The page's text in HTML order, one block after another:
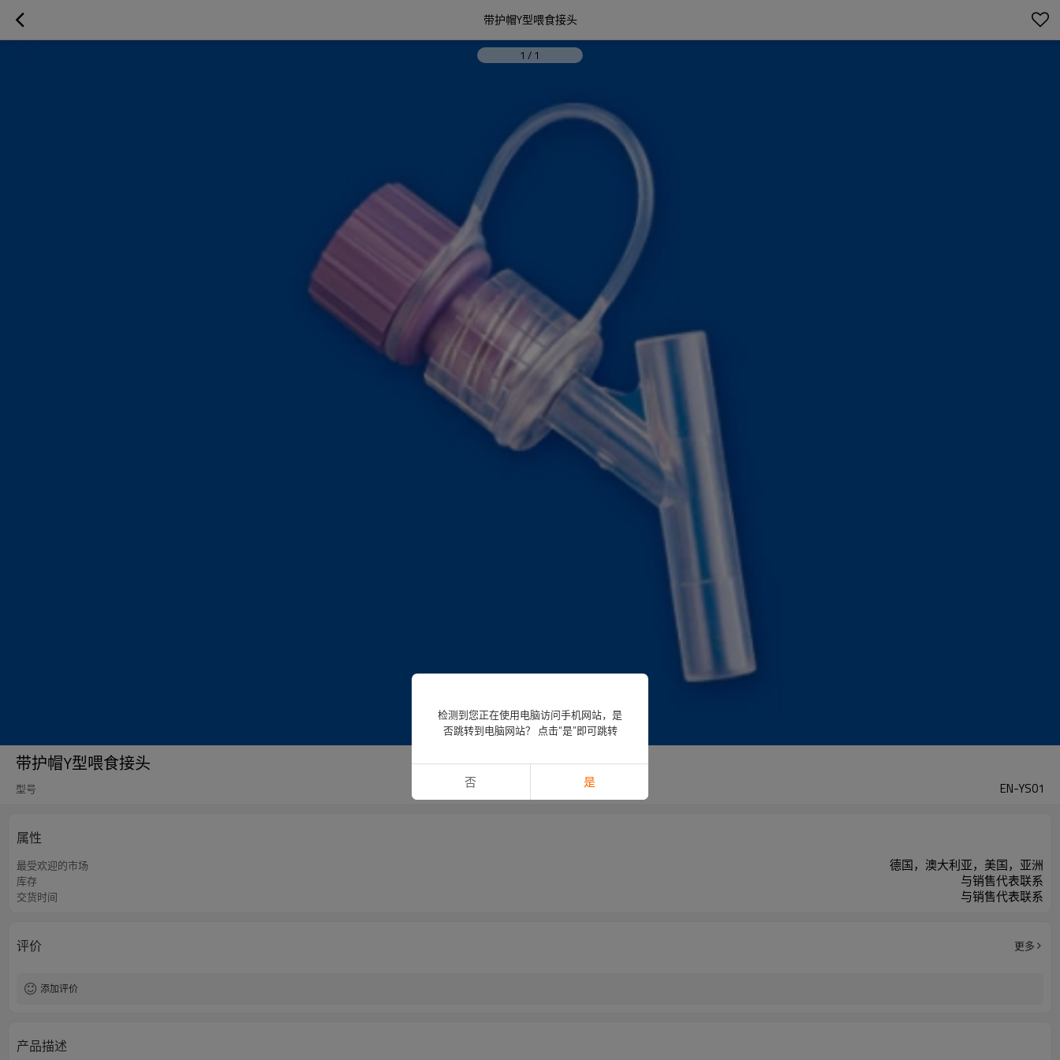
带护帽Y型喂食接头
1 / 1
带护帽Y型喂食接头
型号 EN-YS01
属性
最受欢迎的市场 德国，澳大利亚，美国，亚洲
库存 与销售代表联系
交货时间 与销售代表联系
评价 更多
添加评价
产品描述
检测到您正在使用电脑访问手机网站，是
否跳转到电脑网站？ 点击“是”即可跳转
否 是